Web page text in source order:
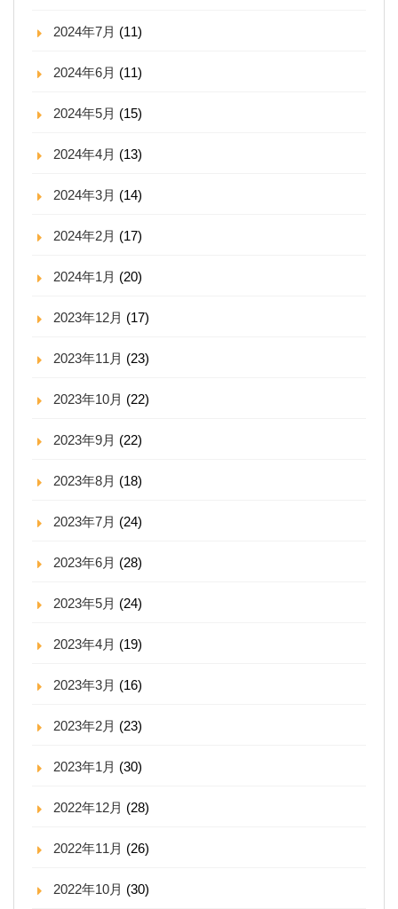
2024年7月 (11)
2024年6月 (11)
2024年5月 (15)
2024年4月 (13)
2024年3月 (14)
2024年2月 (17)
2024年1月 (20)
2023年12月 (17)
2023年11月 (23)
2023年10月 (22)
2023年9月 (22)
2023年8月 (18)
2023年7月 (24)
2023年6月 (28)
2023年5月 (24)
2023年4月 (19)
2023年3月 (16)
2023年2月 (23)
2023年1月 (30)
2022年12月 (28)
2022年11月 (26)
2022年10月 (30)